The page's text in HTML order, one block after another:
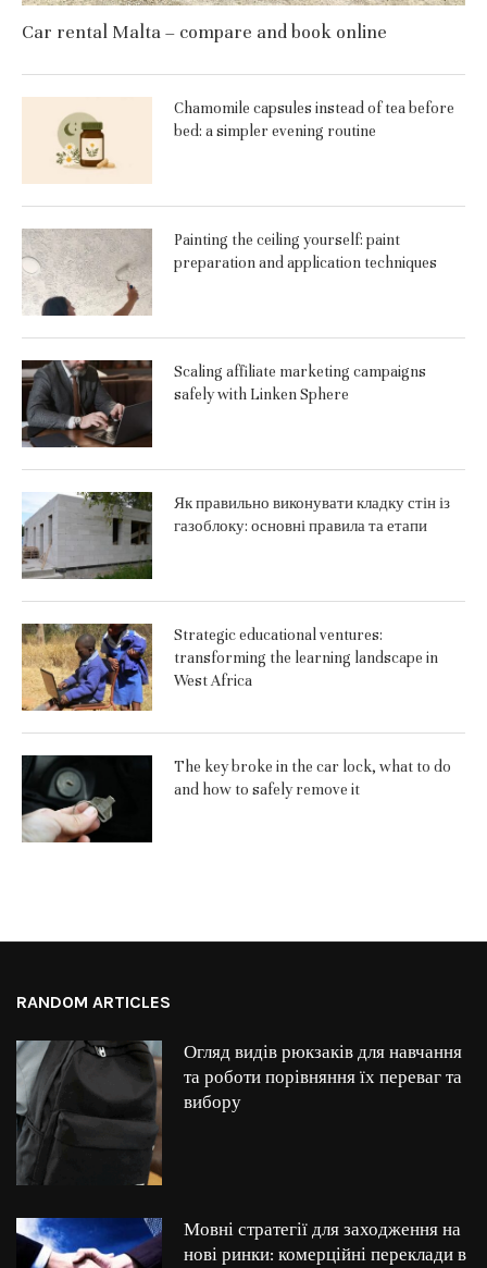
Car rental Malta – compare and book online
Chamomile capsules instead of tea before
bed: a simpler evening routine
Painting the ceiling yourself: paint
preparation and application techniques
Scaling affiliate marketing campaigns
safely with Linken Sphere
Як правильно виконувати кладку стін із
газоблоку: основні правила та етапи
Strategic educational ventures:
transforming the learning landscape in
West Africa
The key broke in the car lock, what to do
and how to safely remove it
RANDOM ARTICLES
Огляд видів рюкзаків для навчання
та роботи порівняння їх переваг та
вибору
Мовні стратегії для заходження на
нові ринки: комерційні переклади в